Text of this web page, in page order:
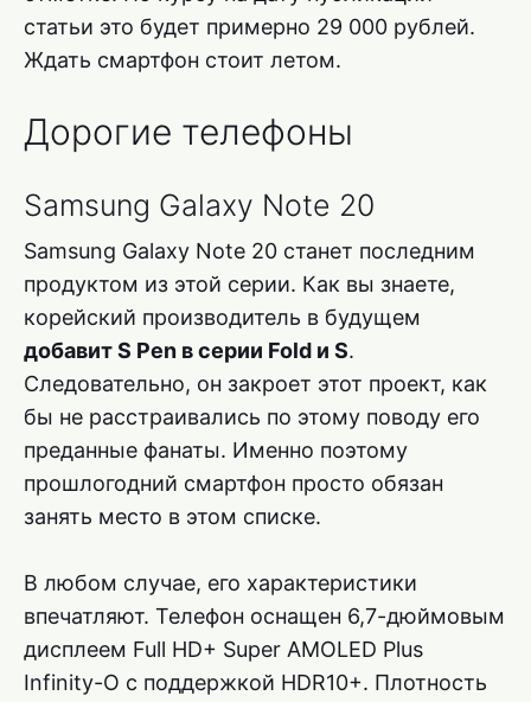
статьи это будет примерно 29 000 рублей.
Ждать смартфон стоит летом.
Дорогие телефоны
Samsung Galaxy Note 20
Samsung Galaxy Note 20 станет последним
продуктом из этой серии. Как вы знаете,
корейский производитель в будущем
добавит S Pen в серии Fold и S.
Следовательно, он закроет этот проект, как
бы не расстраивались по этому поводу его
преданные фанаты. Именно поэтому
прошлогодний смартфон просто обязан
занять место в этом списке.
В любом случае, его характеристики
впечатляют. Телефон оснащен 6,7-дюймовым
дисплеем Full HD+ Super AMOLED Plus
Infinity-O с поддержкой HDR10+. Плотность